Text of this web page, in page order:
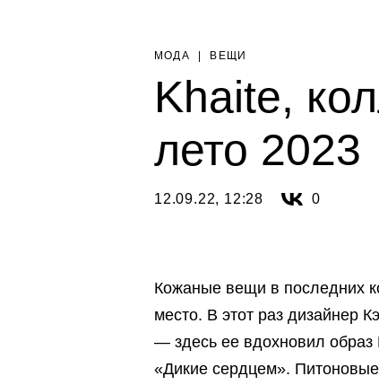
МОДА ВЕЩИ
Khaite,
лето 2023
12.09.22, 12:28 0
Кожаные вещи в последних
место. В этот раз дизайнер
— здесь ее вдохновил
«Дикие сердцем».